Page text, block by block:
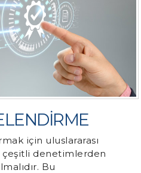
için uluslararası
denetimlerden
Bu